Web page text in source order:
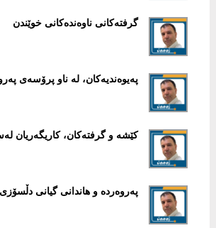
گرفتەکانی ناوەندەکانی خوێندن
پەیوەندیەکان، لە ناو پرۆسەی
کێشە و گرفتەکان، کاریگەریان
پەروەردە و هاندانی گیانی دڵسۆزی